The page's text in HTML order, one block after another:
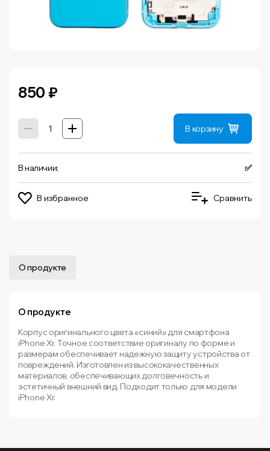
850 ₽
В корзину
В наличии: ✅
В избранное Сравнить
О продукте
О продукте
Корпус оригинального цвета «синий» для смартфона
iPhone Xr. Точное соответствие оригиналу по форме и
размерам обеспечивает надежную защиту устройства от
повреждений. Изготовлен из высококачественных
материалов, обеспечивающих долговечность и
эстетичный внешний вид. Подходит только для модели
iPhone Xr.